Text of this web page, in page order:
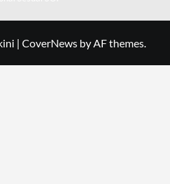
| CoverNewsby AF themes.